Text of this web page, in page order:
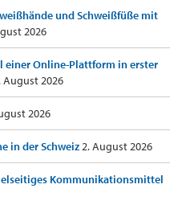
und Schweißfüße mit
2026
einer Online-Plattform in erster
August 2026
2026
in der Schweiz2. August 2026
Kommunikationsmittel